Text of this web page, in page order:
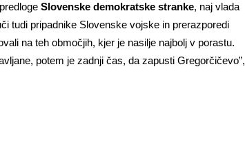
Slovenske demokratske stranke, naj vlada
tudi pripadnike Slovenske vojske in prerazporedi
na teh območjih, kjer je nasilje najbolj v porastu.
potem je zadnji čas, da zapusti Gregorčičevo”,